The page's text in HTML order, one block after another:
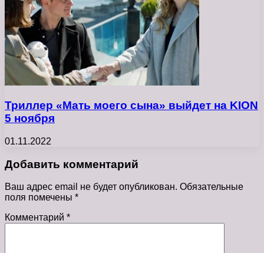
Триллер «Мать моего сына» выйдет на KION
5 ноября
01.11.2022
Добавить комментарий
Ваш адрес email не будет опубликован. Обязательные
поля помечены *
Комментарий *